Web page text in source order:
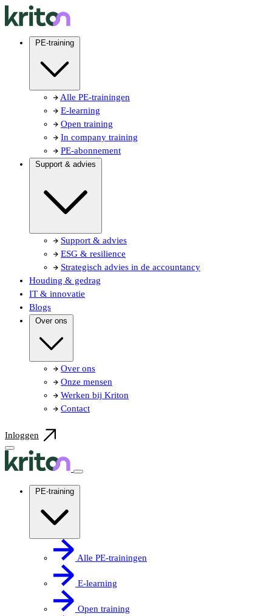
PE-training
Alle PE-trainingen
E-learning
Open training
In company training
PE-abonnement
Support & advies
Support & advies
ESG & resilience
Strategisch advies in de accountancy
Houding & gedrag
IT & innovatie
Blogs
Over ons
Over ons
Onze mensen
Werken bij Kriton
Contact
Inloggen
PE-training
Alle PE-trainingen
E-learning
Open training